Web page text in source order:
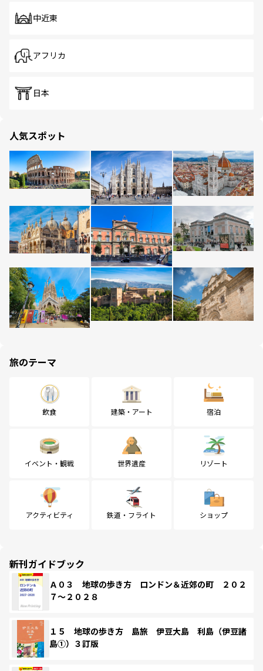
中近東
アフリカ
日本
人気スポット
旅のテーマ
飲食 建築・アート 宿泊
イベント・観戦 世界遺産 リゾート
アクティビティ 鉄道・フライト ショップ
新刊ガイドブック
Ａ０３ 地球の歩き方 ロンドン＆近郊の町 ２０２
７～２０２８
１５ 地球の歩き方 島旅 伊豆大島 利島（伊豆諸
島①）３訂版